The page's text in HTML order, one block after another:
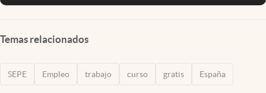
Temas relacionados
SEPE Empleo trabajo curso gratis España